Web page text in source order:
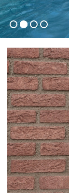
EL
EN